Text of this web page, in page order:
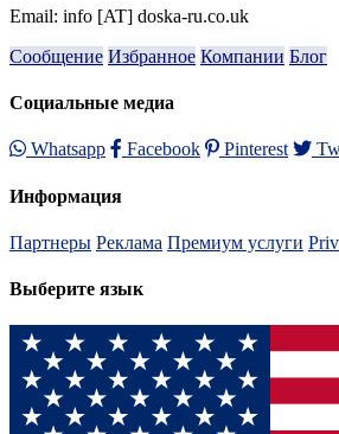
Email: info [AT] doska-ru.co.uk
Сообщение Избранное Компании Блог
Социальные медиа
Whatsapp Facebook Pinterest
Информация
Партнеры Реклама Премиум услуги
Выберите язык